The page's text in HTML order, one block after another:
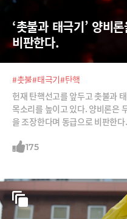
‘촛불과 태극기’ 양비
비판한다.
#촛불#태극기#탄핵
헌재 탄핵선고를 앞두고 촛불과
목소리를 높이고 있다. 양비론은
을 조장한다며 동급으로 비판한
조지 워싱턴도 반대했던 미국 독
175